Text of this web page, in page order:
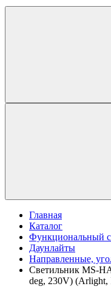
Главная
Каталог
Функциональный
Даунлайты
Направленные,
Светильник MS-
deg, 230V) (Arlight,